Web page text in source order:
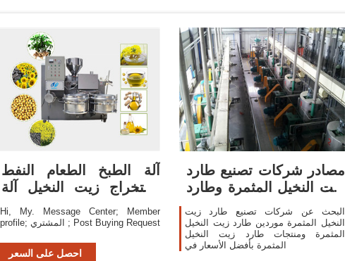
آلة الطبخ الطعام النفط
استخراج زيت النخيل آلة
السعر-معاصر
Hi, My. Message Center; Member
profile; المشتري ; Post Buying Request
احصل على السعر
مصادر شركات تصنيع طارد
زيت النخيل المثمرة وطارد
زيت النخيل
البحث عن شركات تصنيع طارد زيت
النخيل المثمرة موردين طارد زيت النخيل
المثمرة ومنتجات طارد زيت النخيل
المثمرة بأفضل الأسعار في